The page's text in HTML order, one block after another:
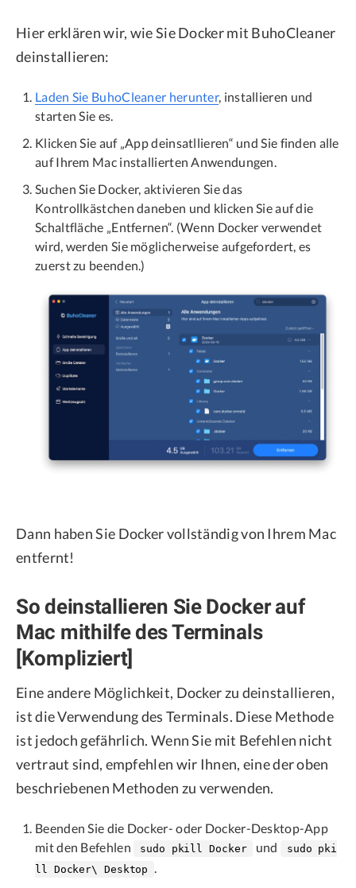
Hier erklären wir, wie Sie Docker mit BuhoCleaner
deinstallieren:
Laden Sie BuhoCleaner herunter, installieren und
starten Sie es.
Klicken Sie auf „App deinsatllieren“ und Sie finden alle
auf Ihrem Mac installierten Anwendungen.
Suchen Sie Docker, aktivieren Sie das
Kontrollkästchen daneben und klicken Sie auf die
Schaltfläche „Entfernen“. (Wenn Docker verwendet
wird, werden Sie möglicherweise aufgefordert, es
zuerst zu beenden.)
Dann haben Sie Docker vollständig von Ihrem Mac
entfernt!
So deinstallieren Sie Docker auf
Mac mithilfe des Terminals
[Kompliziert]
Eine andere Möglichkeit, Docker zu deinstallieren,
ist die Verwendung des Terminals. Diese Methode
ist jedoch gefährlich. Wenn Sie mit Befehlen nicht
vertraut sind, empfehlen wir Ihnen, eine der oben
beschriebenen Methoden zu verwenden.
Beenden Sie die Docker- oder Docker-Desktop-App
mit den Befehlen
sudo pkill Docker und
sudo pki
ll Docker\ Desktop
.